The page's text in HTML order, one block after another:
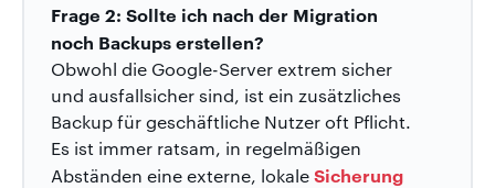
Frage 2: Sollte ich nach der Migration
noch Backups erstellen?
Obwohl die Google-Server extrem sicher
und ausfallsicher sind, ist ein zusätzliches
Backup für geschäftliche Nutzer oft Pflicht.
Es ist immer ratsam, in regelmäßigen
Abständen eine externe, lokaleSicherung